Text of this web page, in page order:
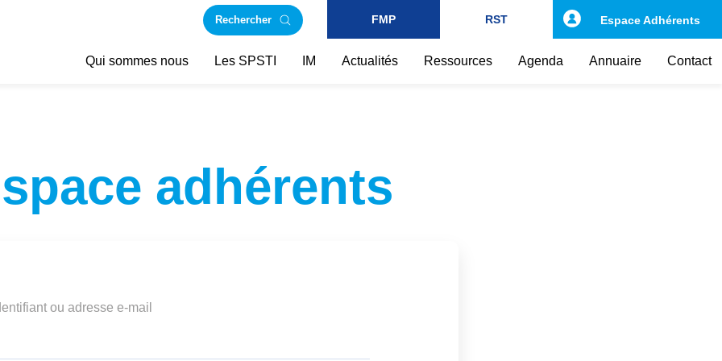
Rechercher FMP RST
Qui sommes nous Les SPSTI IM Actualités Ressources Agenda Annuaire Contact
Espace Adhérents
adhérents
ou adresse e-mail